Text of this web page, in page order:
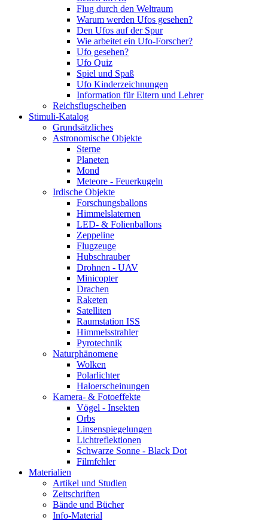
Flug durch den Weltraum
Warum werden Ufos gesehen?
Den Ufos auf der Spur
Wie arbeitet ein Ufo-Forscher?
Ufo gesehen?
Ufo Quiz
Spiel und Spaß
Ufo Kinderzeichnungen
Information für Eltern und Lehrer
Reichsflugscheiben
Stimuli-Katalog
Grundsätzliches
Astronomische Objekte
Sterne
Planeten
Mond
Meteore - Feuerkugeln
Irdische Objekte
Forschungsballons
Himmelslaternen
LED- & Folienballons
Zeppeline
Flugzeuge
Hubschrauber
Drohnen - UAV
Minicopter
Drachen
Raketen
Satelliten
Raumstation ISS
Himmelsstrahler
Pyrotechnik
Naturphänomene
Wolken
Polarlichter
Haloerscheinungen
Kamera- & Fotoeffekte
Vögel - Insekten
Orbs
Linsenspiegelungen
Lichtreflektionen
Schwarze Sonne - Black Dot
Filmfehler
Materialien
Artikel und Studien
Zeitschriften
Bände und Bücher
Info-Material